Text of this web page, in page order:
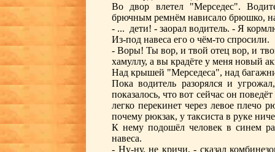
Во двор влетел "Мерседес".
брючным ремнём нависало брюшко,
- ... дети! - заорал водитель. - Я
Из-под навеса его о чём-то спросили.
- Воры! Ты вор, и твой отец вор, и
хамуллу, а вы крадёте у меня новый
Над крышей "Мерседеса", над
Пока водитель разорялся и
показалось, что вот сейчас он
легко перекинет через левое плечо
почему рюкзак, у таксиста в руке
К нему подошёл человек в синем
навеса.
- Ну-ну, не кричи, - сказал